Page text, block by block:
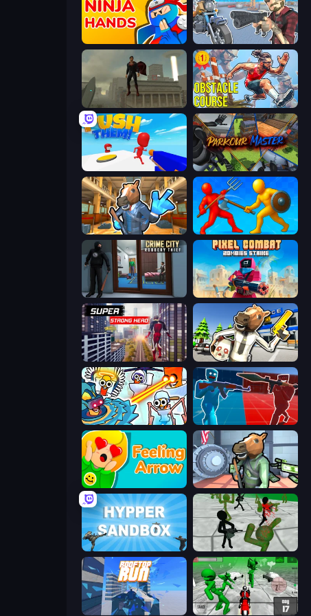
Ninja Hands Shoot and Drive
The Superman - Theme is Aliens Obstacle Course Ragdoll
Parkour Master
Bank Robbery 2 Epic Sword Battle! Fight in Arena
Crime City Robbery Thief Games Pixel Combat: Zombies Strike
Super Strong Hero Bank Robbery: Escape
Toilets Worms Shooter Battle of the Soldiers: Red vs Blue
Feeling Arrow Bank Robbery
Hypper Sandbox Stickman Zombie 3D
Rooftop Run Stickman Zombie: Motorcycle